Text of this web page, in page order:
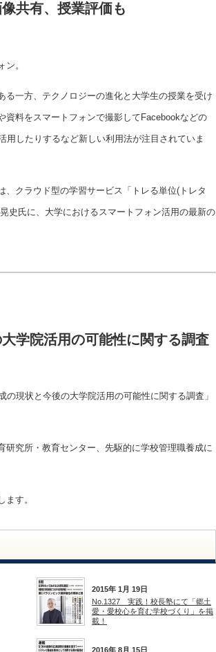
共有、授業評価も
。
一方、テクノロジーの進化と大学生の授業を受け
資料をスマートフォンで撮影してFacebookなどの
したりするなど新しい利用法が注目されていま
クラウド型の学習サービス「トレる単位(トレタ
史氏に、大学におけるスマートフォン活用の最新の
学院活用の可能性に関する調査
現状と今後の大学院活用の可能性に関する調査」
究所・教育センター、先駆的に学校管理職養成に
す。
2015年 1月 19日
No.1327 実践！校長塾にて「郷土
愛・愛校心を育む学校づくり」を掲
載！
2016年 8月 15日